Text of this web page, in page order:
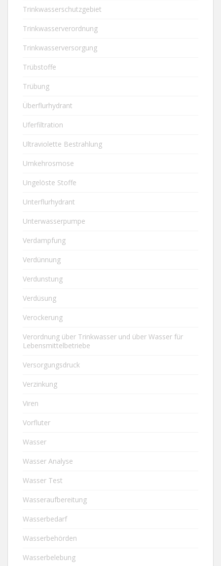
Trinkwasserschutzgebiet
Trinkwasserverordnung
Trinkwasserversorgung
Trübstoffe
Trübung
Überflurhydrant
Uferfiltration
Ultraviolette Bestrahlung
Umkehrosmose
Ungelöste Stoffe
Unterflurhydrant
Unterwasserpumpe
Verdampfung
Verdünnung
Verdunstung
Verdüsung
Verockerung
Verordnung über Trinkwasser und über Wasser für
Lebensmittelbetriebe
Versorgungsdruck
Verzinkung
Viren
Vorfluter
Wasser
Wasser Analyse
Wasser Test
Wasseraufbereitung
Wasserbedarf
Wasserbehörden
Wasserbelebung